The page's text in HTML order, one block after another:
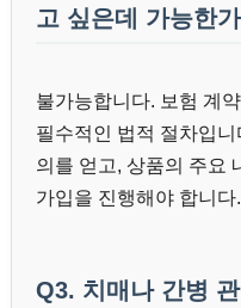
고 싶은데 가능한
불가능합니다. 보험 계
필수적인 법적 절차입
의를 얻고, 상품의 주요
가입을 진행해야 합니다.
Q3. 치매나 간병